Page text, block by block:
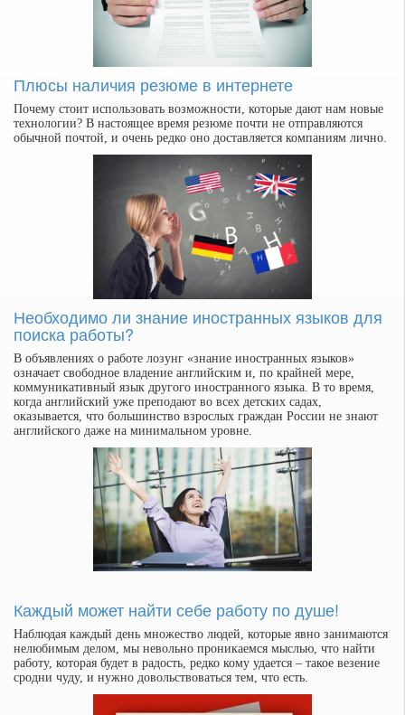
Плюсы наличия резюме в интернете
Почему стоит использовать возможности, которые дают нам новые
технологии? В настоящее время резюме почти не отправляются
обычной почтой, и очень редко оно доставляется компаниям лично.
Необходимо ли знание иностранных языков для
поиска работы?
В объявлениях о работе лозунг «знание иностранных языков»
означает свободное владение английским и, по крайней мере,
коммуникативный язык другого иностранного языка. В то время,
когда английский уже преподают во всех детских садах,
оказывается, что большинство взрослых граждан России не знают
английского даже на минимальном уровне.
Каждый может найти себе работу по душе!
Наблюдая каждый день множество людей, которые явно занимаются
нелюбимым делом, мы невольно проникаемся мыслью, что найти
работу, которая будет в радость, редко кому удается – такое везение
сродни чуду, и нужно довольствоваться тем, что есть.